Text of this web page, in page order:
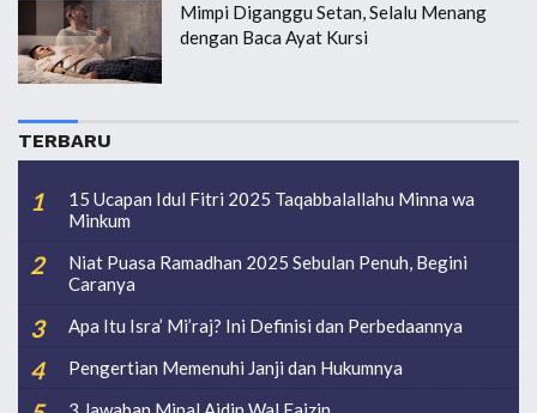
Mimpi Diganggu Setan, Selalu Menang
dengan Baca Ayat Kursi
TERBARU
15 Ucapan Idul Fitri 2025 Taqabbalallahu Minna wa
Minkum
Niat Puasa Ramadhan 2025 Sebulan Penuh, Begini
Caranya
Apa Itu Isra’ Mi’raj? Ini Definisi dan Perbedaannya
Pengertian Memenuhi Janji dan Hukumnya